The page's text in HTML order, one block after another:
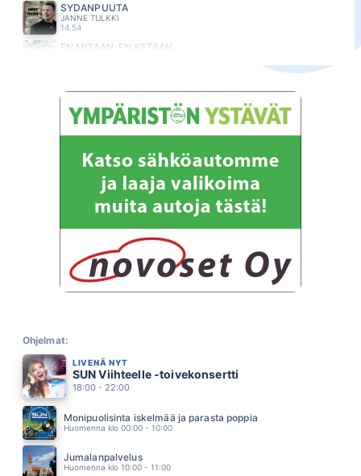
SYDÄNPUUTA
JANNE TULKKI
14.54
EN MITÄÄN, EN KETÄÄN
JANI WICKHOLM
14.47
SEURAAVASSA ELAMASSA
KAIJA KOO
POHJOLA
OLLI HALONEN
MINÄ TOIVON
14.35
VILI MUSTALAMPI
14.31
NAH NEH NAH
MATTI JA TEPPO
14.25
EI KUKAAN MUU
ILTA
14.21
PUOLIKUU
14.12
LEA LAVEN
14.08
Ohjelmat:
LIVENÄ NYT
SUN Viihteelle -toivekonsertti
18:00 - 22:00
Monipuolisinta iskelmää ja parasta poppia
Huomenna klo 00:00 - 10:00
Jumalanpalvelus
Huomenna klo 10:00 - 11:00